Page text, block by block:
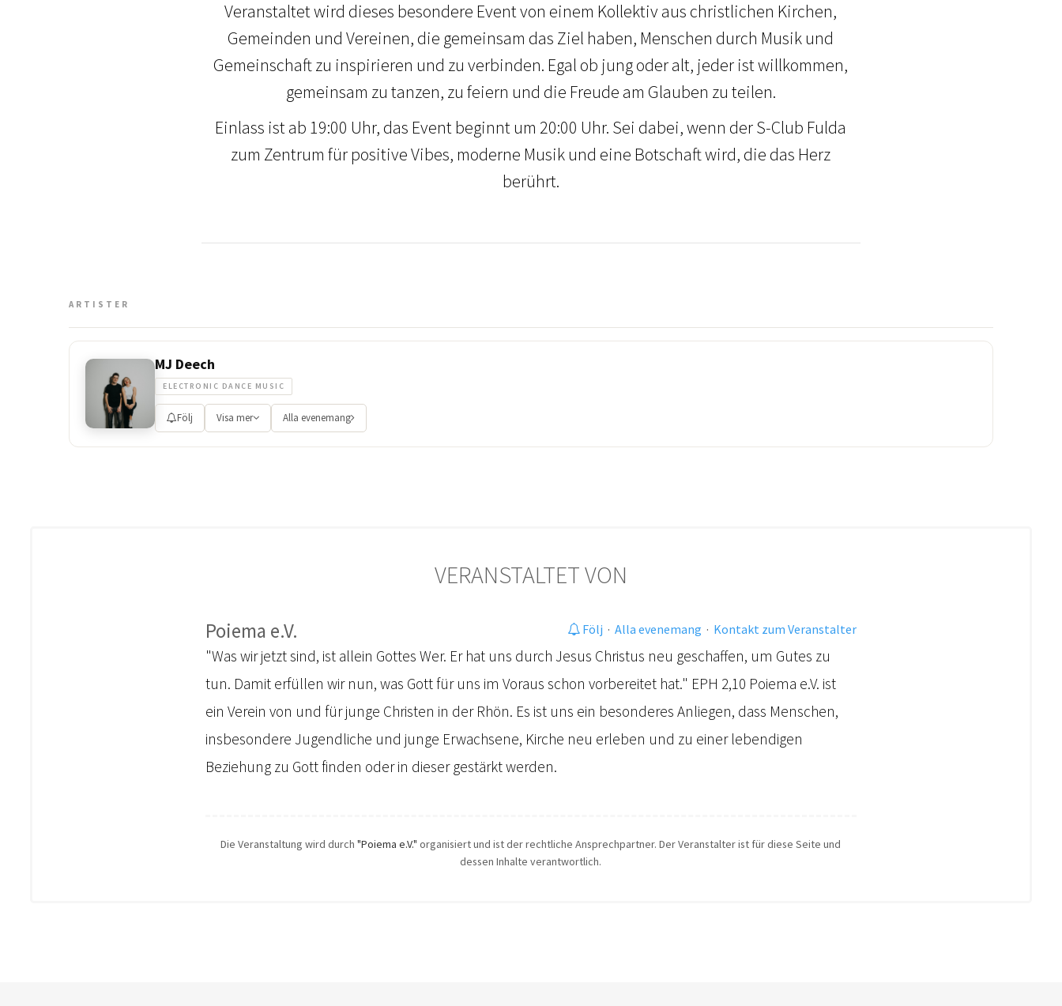
Veranstaltet wird dieses besondere Event von einem Kollektiv aus christlichen Kirchen,
Gemeinden und Vereinen, die gemeinsam das Ziel haben, Menschen durch Musik und
Gemeinschaft zu inspirieren und zu verbinden. Egal ob jung oder alt, jeder ist willkommen,
gemeinsam zu tanzen, zu feiern und die Freude am Glauben zu teilen.
Einlass ist ab 19:00 Uhr, das Event beginnt um 20:00 Uhr. Sei dabei, wenn der S-Club Fulda
zum Zentrum für positive Vibes, moderne Musik und eine Botschaft wird, die das Herz
berührt.
ARTISTER
MJ Deech
ELECTRONIC DANCE MUSIC
Följ Visa mer Alla evenemang
VERANSTALTET VON
Poiema e.V. Följ · Alla evenemang · Kontakt zum Veranstalter
"Was wir jetzt sind, ist allein Gottes Wer. Er hat uns durch Jesus Christus neu geschaffen, um Gutes zu
tun. Damit erfüllen wir nun, was Gott für uns im Voraus schon vorbereitet hat." EPH 2,10 Poiema e.V. ist
ein Verein von und für junge Christen in der Rhön. Es ist uns ein besonderes Anliegen, dass Menschen,
insbesondere Jugendliche und junge Erwachsene, Kirche neu erleben und zu einer lebendigen
Beziehung zu Gott finden oder in dieser gestärkt werden.
Die Veranstaltung wird durch"Poiema e.V." organisiert und ist der rechtliche Ansprechpartner. Der Veranstalter ist für diese Seite und
dessen Inhalte verantwortlich.